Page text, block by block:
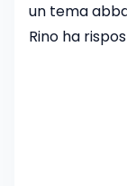
un tema
Rino ha